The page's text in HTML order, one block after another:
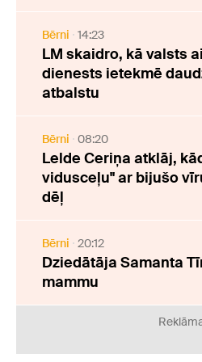
Bērni 14:23
LM skaidro, kā valsts
dienests ietekmē
atbalstu
Bērni 08:20
Lelde Ceriņa atklāj,
vidusceļu" ar bijušo
dēļ
Bērni 20:12
Dziedātāja Samanta
mammu